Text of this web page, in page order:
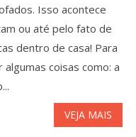
Isso acontece
ou até pelo fato de
dentro de casa! Para
coisas como: a
VEJA MAIS